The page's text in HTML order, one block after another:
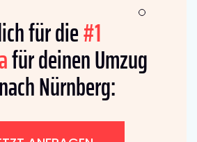
für die#1
für deinen Umzug
Nürnberg: